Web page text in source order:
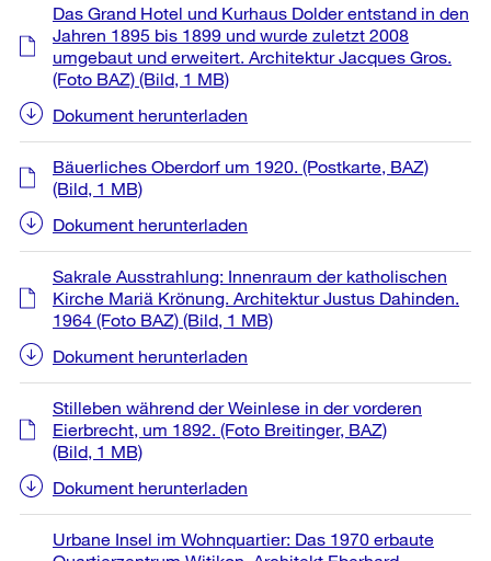
Das Grand Hotel und Kurhaus Dolder entstand in den
Jahren 1895 bis 1899 und wurde zuletzt 2008
umgebaut und erweitert. Architektur Jacques Gros.
(Foto BAZ) (Bild, 1 MB)
Dokument herunterladen
Bäuerliches Oberdorf um 1920. (Postkarte, BAZ)
(Bild, 1 MB)
Dokument herunterladen
Sakrale Ausstrahlung: Innenraum der katholischen
Kirche Mariä Krönung. Architektur Justus Dahinden.
1964 (Foto BAZ) (Bild, 1 MB)
Dokument herunterladen
Stilleben während der Weinlese in der vorderen
Eierbrecht, um 1892. (Foto Breitinger, BAZ)
(Bild, 1 MB)
Dokument herunterladen
Urbane Insel im Wohnquartier: Das 1970 erbaute